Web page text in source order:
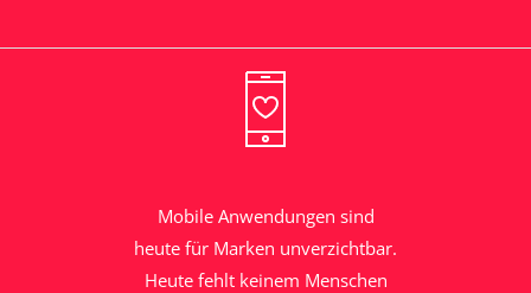
Mobile Anwendungen sind
heute für Marken unverzichtbar.
Heute fehlt keinem Menschen